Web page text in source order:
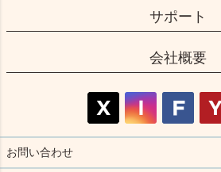
サポート
会社概要
お問い合わせ